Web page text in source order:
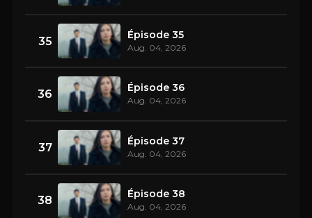
35 Épisode 35
Aug. 04, 2026
36 Épisode 36
Aug. 04, 2026
37 Épisode 37
Aug. 04, 2026
38 Épisode 38
Aug. 04, 2026